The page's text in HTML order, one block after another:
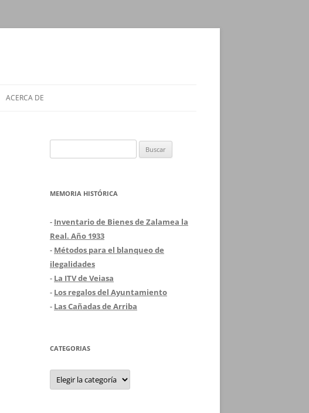
ACERCA DE
MEMORIA HISTÓRICA
- Inventario de Bienes de Zalamea la
Real. Año 1933
- Métodos para el blanqueo de
ilegalidades
- La ITV de Veiasa
- Los regalos del Ayuntamiento
- Las Cañadas de Arriba
CATEGORIAS
Categorias